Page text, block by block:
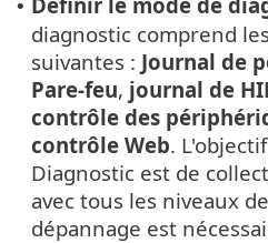
•
diagnostic comprend
suivantes : Journal de
Pare-feu, journal de
contrôle des
contrôle Web.
Diagnostic est de
avec tous les niveaux
dépannage est